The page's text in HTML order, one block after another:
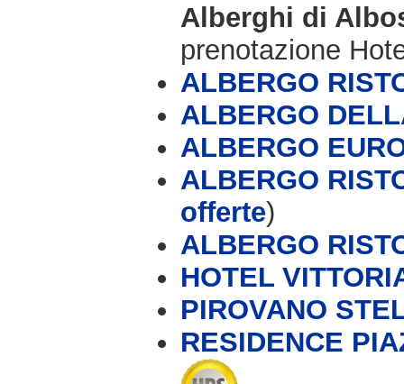
Alberghi di
prenotazione
ALBERGO
ALBERGO
ALBERGO
ALBERGO
offerte)
ALBERGO
HOTEL
PIROVANO
RESIDENCE